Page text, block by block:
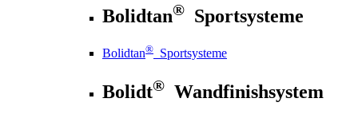
Bolidtan® Sportsysteme
Bolidtan® Sportsysteme
Bolidt® Wandfinishsystem